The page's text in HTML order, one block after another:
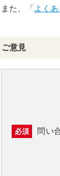
また、「 よく
ご意見
必須 問い